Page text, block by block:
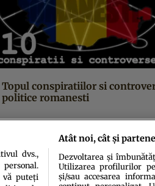
Topul conspiratiilor si
politice romanesti
dvs.,
vă puteți
Atât noi, cât și
Dezvoltarea și
Utilizarea profilurilor
și/sau accesarea